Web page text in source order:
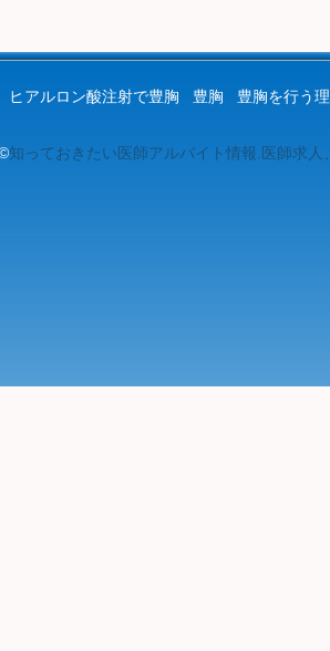
ヒアルロン酸注射で豊胸 豊胸 豊胸を行う
知っておきたい医師アルバイト情報.医師求